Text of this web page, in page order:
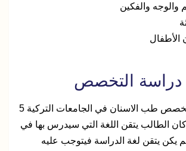
والوجه والفكين
دراسة التخصص
تبلغ مدة دراسة تخصص طب الاسنان في الجامعات التركية 5
الطالب يتقن اللغة التي سيدرس بها في
لم يكن يتقن لغة الدراسة فيتوجب عليه